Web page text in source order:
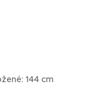
144 cm